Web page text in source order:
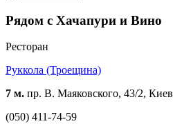
Рядом с Хачапури и Вино
Ресторан
Руккола (Троещина)
7 м. пр. В. Маяковского, 43/2, Киев
(050) 411-74-59